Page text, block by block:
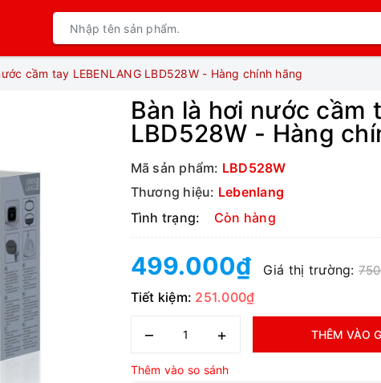
cầm tay LEBENLANG LBD528W - Hàng chính hãng
Bàn là hơi nước cầm
LBD528W - Hàng
Mã sản phẩm: LBD528W
Thương hiệu: Lebenlang
Tình trạng:
Còn hàng
499.000₫ Giá thị trường:
Tiết kiệm: 251.000₫
– + THÊM VÀO
Thêm vào so sánh